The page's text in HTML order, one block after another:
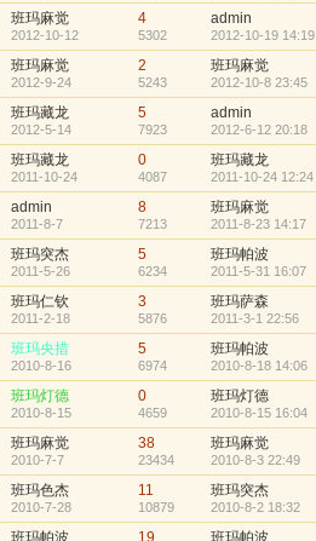
班玛麻觉
2012-10-12
4
5302
admin
2012-10-19 14:19
班玛麻觉
2012-9-24
2
5243
班玛麻觉
2012-10-8 23:45
班玛藏龙
2012-5-14
5
7923
admin
2012-6-12 20:18
班玛藏龙
2011-10-24
0
4087
班玛藏龙
2011-10-24 12:24
admin
2011-8-7
8
7213
班玛麻觉
2011-8-23 14:17
班玛突杰
2011-5-26
5
6234
班玛帕波
2011-5-31 16:07
班玛仁钦
2011-2-18
3
5876
班玛萨森
2011-3-1 22:56
班玛央措
2010-8-16
5
6974
班玛帕波
2010-8-18 14:06
班玛灯德
2010-8-15
0
4659
班玛灯德
2010-8-15 16:04
班玛麻觉
2010-7-7
38
23434
班玛麻觉
2010-8-3 22:49
班玛色杰
2010-7-28
11
10879
班玛突杰
2010-8-2 18:32
班玛帕波 19 班玛帕波